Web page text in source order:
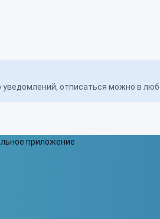
уведомлений, отписаться можно в